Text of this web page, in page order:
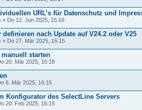
URL’s für Datenschutz und
» Do 12. Jun 2025, 15:16
nach Update auf V24.2 oder V25
» Do 27. Mär 2025, 16:15
manuell starten
20. Mär 2025, 16:18
6. Mär 2025, 16:15
Konfigurator des SelectLine Servers
20. Feb 2025, 16:15